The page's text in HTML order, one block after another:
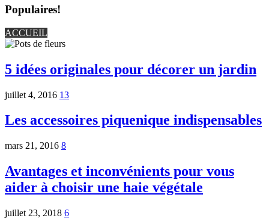
Populaires!
ACCUEIL
5 idées originales pour décorer un jardin
juillet 4, 2016 13
Les accessoires piquenique indispensables
mars 21, 2016 8
Avantages et inconvénients pour vous
aider à choisir une haie végétale
juillet 23, 2018 6